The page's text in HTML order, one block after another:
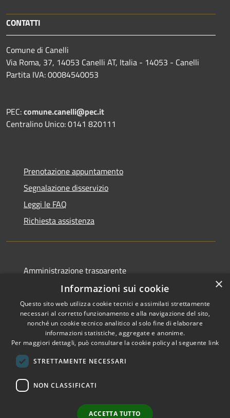
CONTATTI
Comune di Canelli
Via Roma, 37, 14053 Canelli AT, Italia - 14053 - Canelli
Partita IVA: 00084540053
PEC:comune.canelli@pec.it
Centralino Unico: 0141 820111
Prenotazione appuntamento
Segnalazione disservizio
Leggi le FAQ
Richiesta assistenza
Amministrazione trasparente
Albo pretorio
Informativa privacy
Note legali
Dichiarazione di accessibilità
RSS
Municipium
×
Informazioni sui cookie
Questo sito web utilizza cookie tecnici e assimilati strettamente
necessari al corretto funzionamento e alla navigazione del sito,
nonché un cookie tecnico analitico al solo fine di elaborare
informazioni statistiche, aggregate e anonime.
Per maggiori dettagli, può consultare la cookie policy al seguente link
STRETTAMENTE NECESSARI
NON CLASSIFICATI
ACCETTA TUTTO